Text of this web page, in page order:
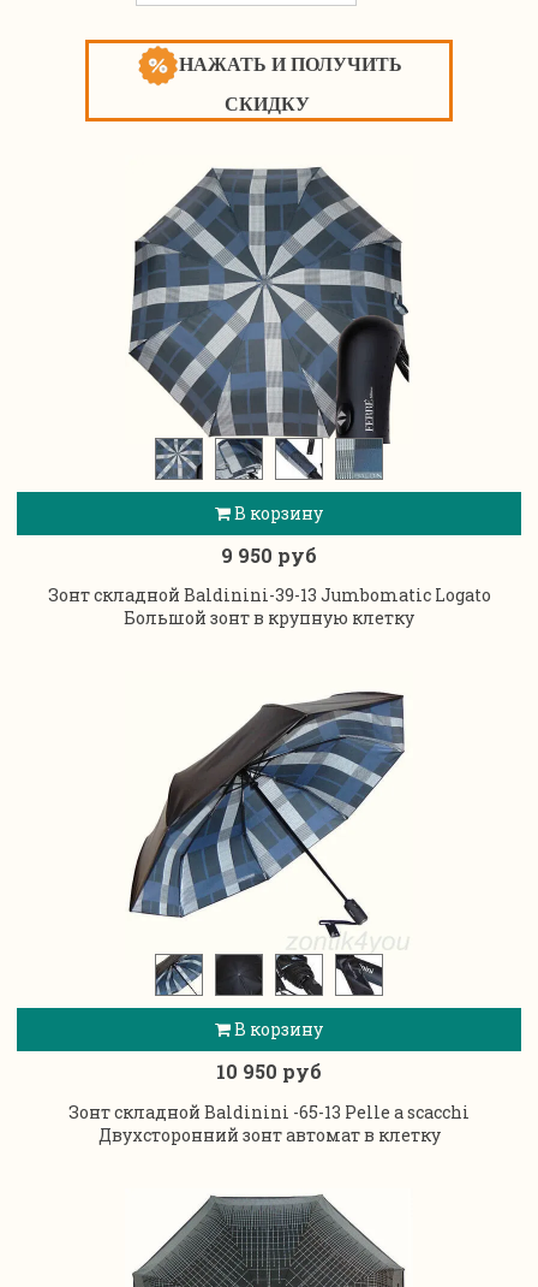
НАЖАТЬ И ПОЛУЧИТЬ
СКИДКУ
В корзину
9 950 руб
Зонт складной Baldinini-39-13 Jumbomatic Logato
Большой зонт в крупную клетку
В корзину
10 950 руб
Зонт складной Baldinini -65-13 Pelle a scacchi
Двухсторонний зонт автомат в клетку